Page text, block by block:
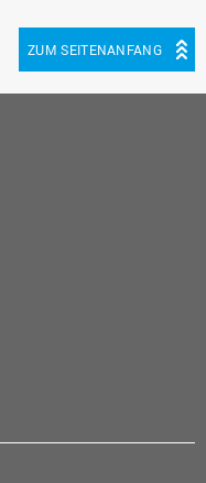
ZUM SEITENANFANG